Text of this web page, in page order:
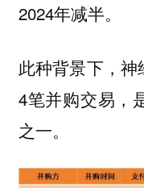
2024年减半。
此种背景下，
4笔并购交易，
之一。